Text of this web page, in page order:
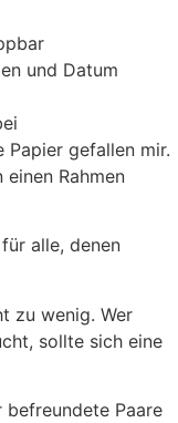
und Datum
Papier gefallen mir.
Rahmen
alle, denen
zu wenig. Wer
sollte sich eine
befreundete Paare